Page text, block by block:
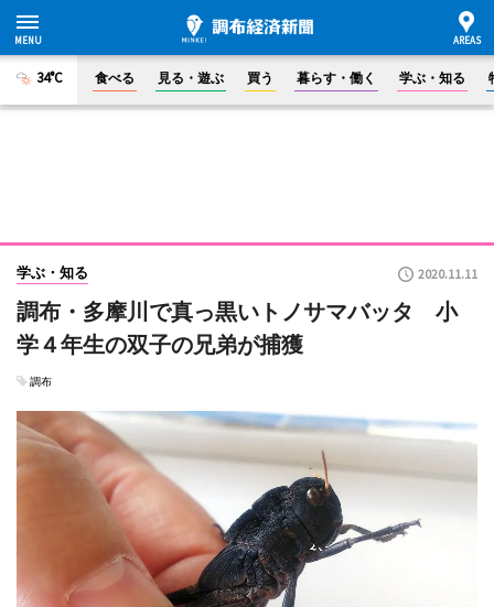
34°C 食べる 見る・遊ぶ 買う 暮らす・働く 学ぶ・知る
学ぶ・知る 2020.11.11
調布・多摩川で真っ黒いトノサマバッタ 小
学４年生の双子の兄弟が捕獲
調布